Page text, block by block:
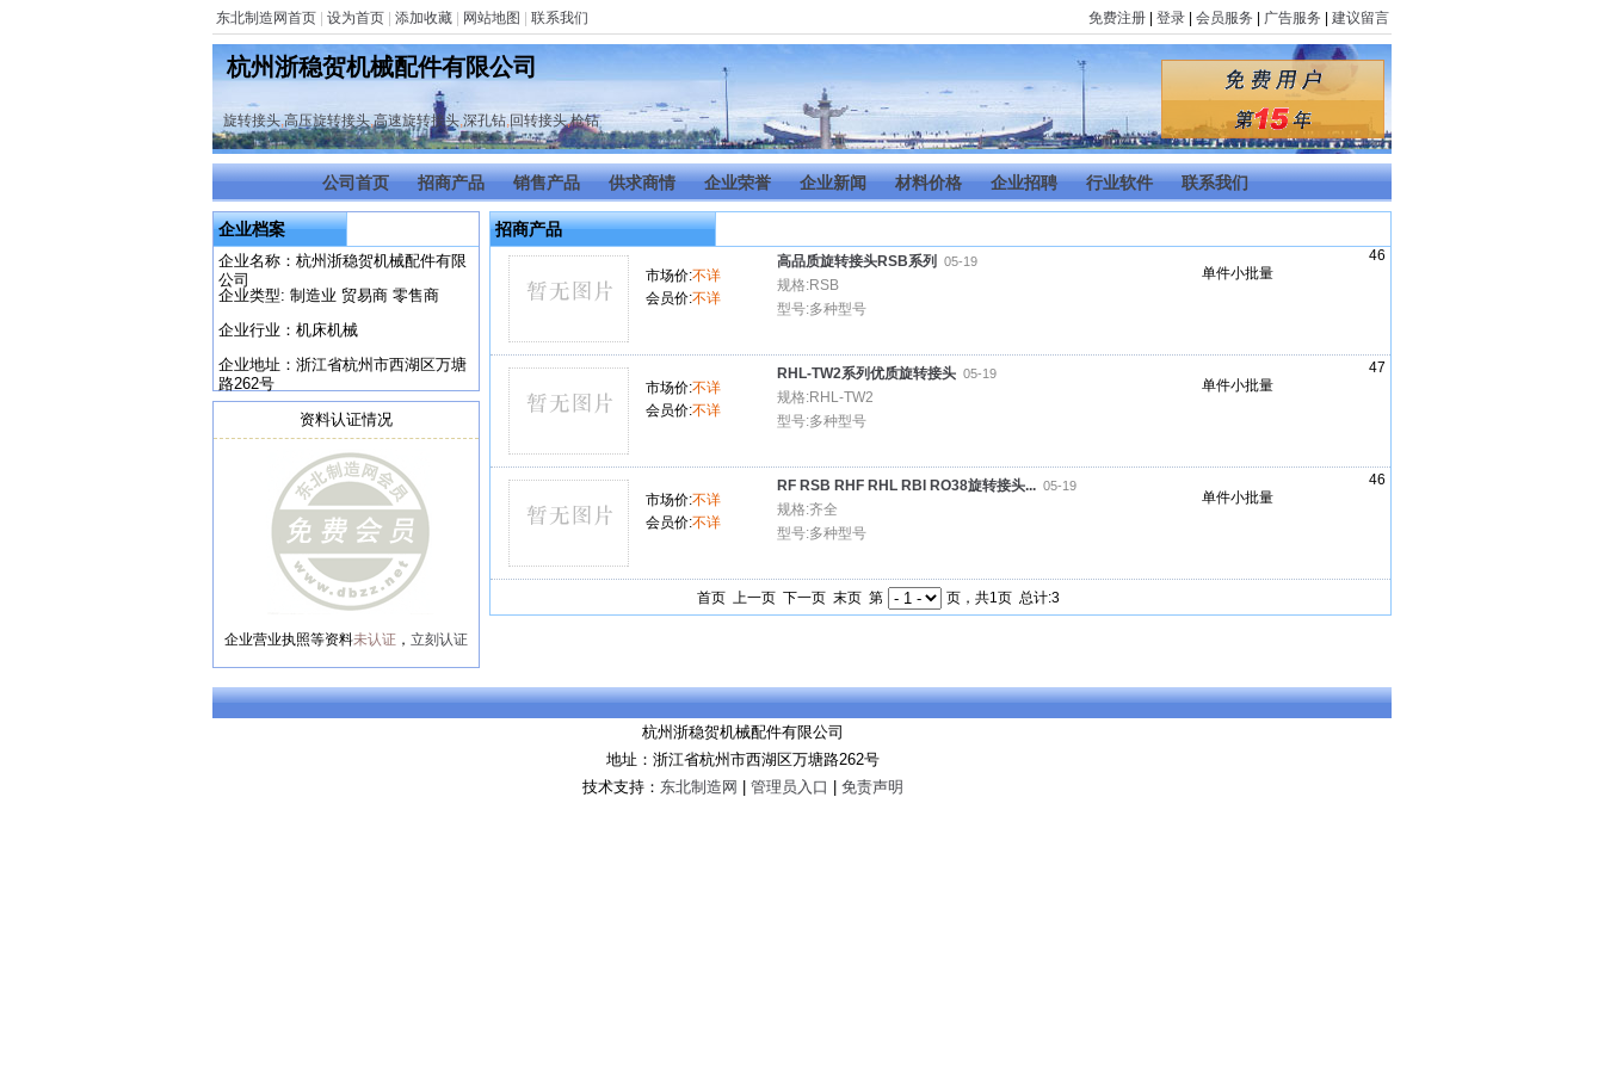
东北制造网首页 设为首页 添加收藏 网站地图 联系我们 免费注册 登录 会员服务 广告服务 建议留言
杭州浙稳贺机械配件有限公司
旋转接头,高压旋转接头,高速旋转接头,深孔钻,回转接头,枪钻
公司首页 招商产品 销售产品 供求商情 企业荣誉 企业新闻 材料价格 企业招聘 行业软件 联系我们
企业档案
企业名称：杭州浙稳贺机械配件有限
公司
企业类型: 制造业 贸易商 零售商
企业行业：机床机械
企业地址：浙江省杭州市西湖区万塘
路262号
资料认证情况
企业营业执照等资料未认证 ， 立刻认证
招商产品
市场价:不详
会员价:不详
高品质旋转接头RSB系列 05-19
规格:RSB
型号:多种型号
单件小批量
46
市场价:不详
会员价:不详
RHL-TW2系列优质旋转接头 05-19
规格:RHL-TW2
型号:多种型号
单件小批量
47
市场价:不详
会员价:不详
RF RSB RHF RHL RBI RO38旋转接头... 05-19
规格:齐全
型号:多种型号
单件小批量
46
首页 上一页 下一页 末页 第 页，共1页 总计:3
杭州浙稳贺机械配件有限公司
地址：浙江省杭州市西湖区万塘路262号
技术支持： 东北制造网 管理员入口 免责声明